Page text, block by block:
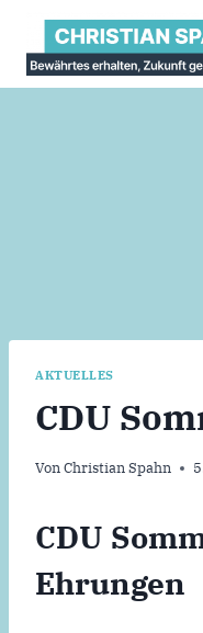
springen
AKTUELLES
CDU
VonChristian Spahn
CDU
Ehrungen